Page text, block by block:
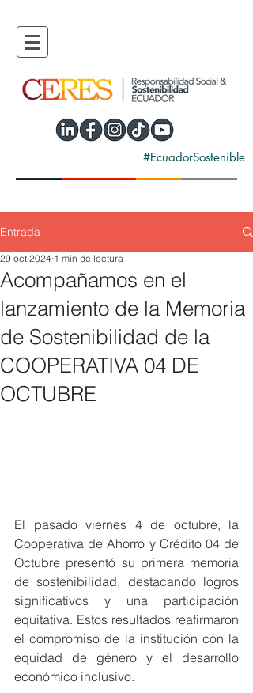
#EcuadorSostenible
Entrada
Acompañamos en el
lanzamiento de la Memoria
de Sostenibilidad de la
COOPERATIVA 04 DE
OCTUBRE
29 oct 2024 1 min de lectura
El pasado viernes 4 de octubre, la
Cooperativa de Ahorro y Crédito 04 de
Octubre presentó su primera memoria
de sostenibilidad, destacando logros
significativos y una participación
equitativa. Estos resultados reafirmaron
el compromiso de la institución con la
equidad de género y el desarrollo
económico inclusivo.